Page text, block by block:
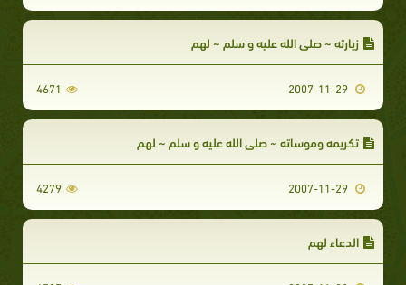
زيارته ~ صلى الله عليه و سلم ~ لهم
4671
تكريمه وموساته ~ صلى الله عليه و سلم ~ لهم
4279
الدعاء لهم